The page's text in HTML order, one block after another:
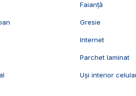
Faianță
Gresie
Internet
Parchet laminat
Uși interior